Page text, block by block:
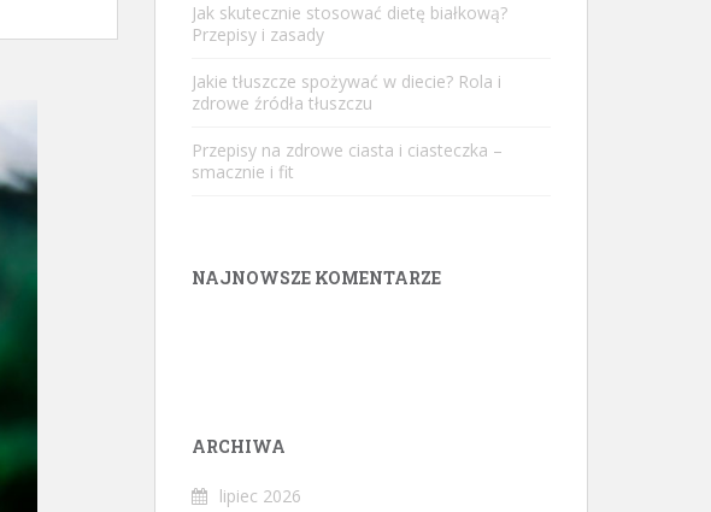
Jak skutecznie stosować dietę białkową?
Przepisy i zasady
Jakie tłuszcze spożywać w diecie? Rola i
zdrowe źródła tłuszczu
Przepisy na zdrowe ciasta i ciasteczka –
smacznie i fit
NAJNOWSZE KOMENTARZE
ARCHIWA
lipiec 2026